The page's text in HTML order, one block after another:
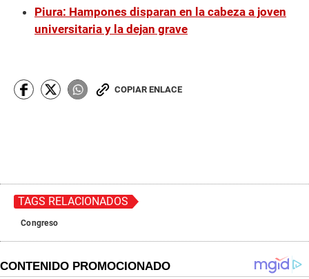
Piura: Hampones disparan en la cabeza a joven
universitaria y la dejan grave
COPIAR ENLACE
TAGS RELACIONADOS
Congreso